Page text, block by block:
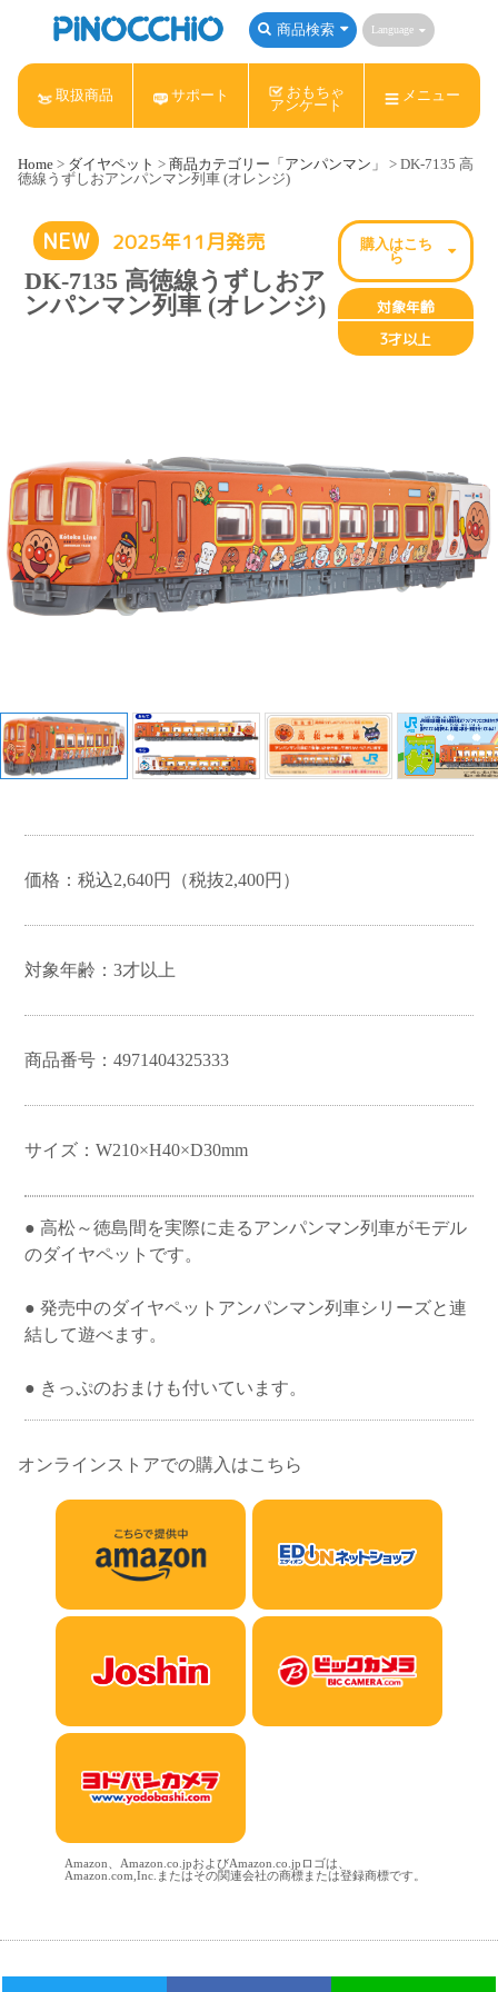
商品検索 Language
取扱商品
アンパンマン Nintendo Switch ねんDo!
サンリオキャラクターズ すみっコぐらし リラックマ
サポート
おもちゃ
アンケート
メニュー
Home > ダイヤペット > 商品カテゴリー「アンパンマン」
> DK-7135 高
徳線うずしおアンパンマン列車 (オレンジ)
NEW
2025年11月発売
DK-7135 高徳線うずしおア
ンパンマン列車 (オレンジ)
購入はこち
ら
対象年齢
3才以上
価格：税込2,640円（税抜2,400円）
対象年齢：3才以上
商品番号：4971404325333
サイズ：W210×H40×D30mm
● 高松～徳島間を実際に走るアンパンマン列車がモデル
のダイヤペットです。
● 発売中のダイヤペットアンパンマン列車シリーズと連
結して遊べます。
● きっぷのおまけも付いています。
オンラインストアでの購入はこちら
Amazon、Amazon.co.jpおよびAmazon.co.jpロゴは、
Amazon.com,Inc.またはその関連会社の商標または登録商標です。